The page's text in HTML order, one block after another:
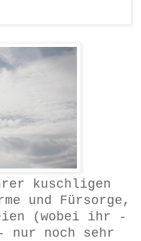
kuschligen
und Fürsorge,
(wobei ihr -
nur noch sehr